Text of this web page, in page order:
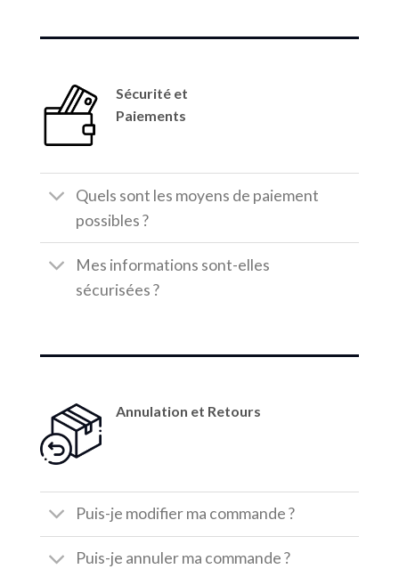
Sécurité et
Paiements
Quels sont les moyens de paiement
possibles ?
Mes informations sont-elles
sécurisées ?
Annulation et Retours
Puis-je modifier ma commande ?
Puis-je annuler ma commande ?